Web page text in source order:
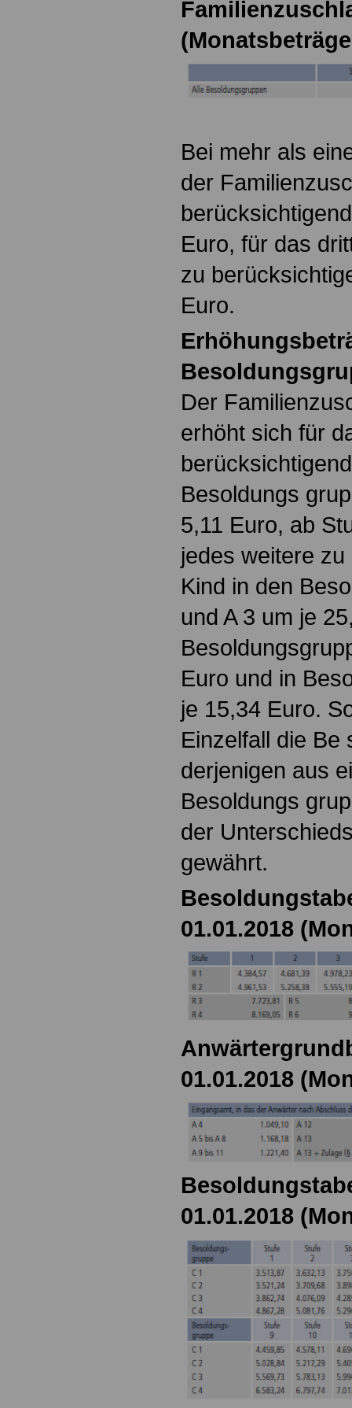
Bei mehr als
der
Euro, für das
zu
Euro.
Der
erhöht sich für
Besoldungs
5,11 Euro, ab
jedes weitere
Kind in den
und A 3 um je
Euro und in
je 15,34 Euro.
Einzelfall die Be
derjenigen aus
Besoldungs
der
gewährt.
01.01.2018
01.01.2018
01.01.2018